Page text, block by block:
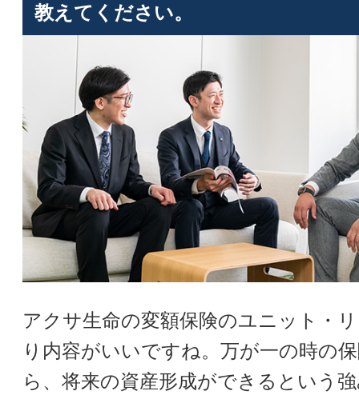
教えてください。
アクサ生命の変額保険のユニット・
り内容がいいですね。万が一の時の
ら、将来の資産形成ができるという